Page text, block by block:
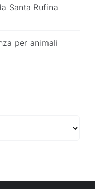
Santa Rufina
per animali